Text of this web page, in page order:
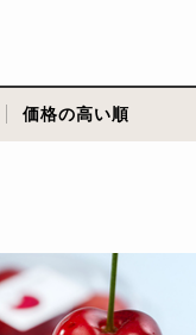
価格の高い順